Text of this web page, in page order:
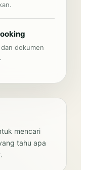
dokumen
mencari
tahu apa